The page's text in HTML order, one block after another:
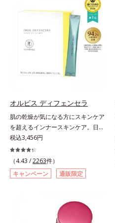
－２０）アルキルグルコシドの組み
合わせが初（2023年4月 Mintel社デ
ータベースによる当社調べ）*2 う
るおい不足など*3 お手入れのファ
ーストステップのこと*4 細胞間脂
質に類似した構造*5 保湿成分
ではなく、肌で起きていることの根
本原因に着目。加齢とともに現れる
年齢サインについて研究を進めたと
ころ、弾力感のない状態である「ハ
リのなさ」や、くすみ(*7)などが現
れている状態である「透明感のな
さ」が、大人の肌印象に大きな影響
を与えていることがわかりました。
ズは美容成分(*8)として「G.D.F.ア
クティベーター(*9)」を配合。そし
て、従来から配合している美白(*1)
有効成分「トラネキサム酸」を配合
しました。さらに、シリーズ共通の
美容成分「GLルートブースター
(*10)」を配合することで、肌のふ
っくら感や透明感を叶えます。美白
上向き(*11)のハリと透明感を。効
果的なシナジー設計で、あなたのエ
オルビス ディフェンセラ
肌の乾燥が気になる方にスキンケア
を超えるインナースキンケア。日本
初(*1)“肌にもトクホ(*2)”！肌の乾燥
が気になる方に。高純度に精製した
米胚芽由来のグルコシルセラミドを
配合。「肌の水分を逃しにくくする
ため、肌の乾燥が気になる方に適し
食品（トクホ）のインナースキンケ
アです。“飲むスキンケア”だから、
顔だけでなく、背中や足など、スキ
税込3,456円
（4.43 /2263件）
キャンペーン
通販限定